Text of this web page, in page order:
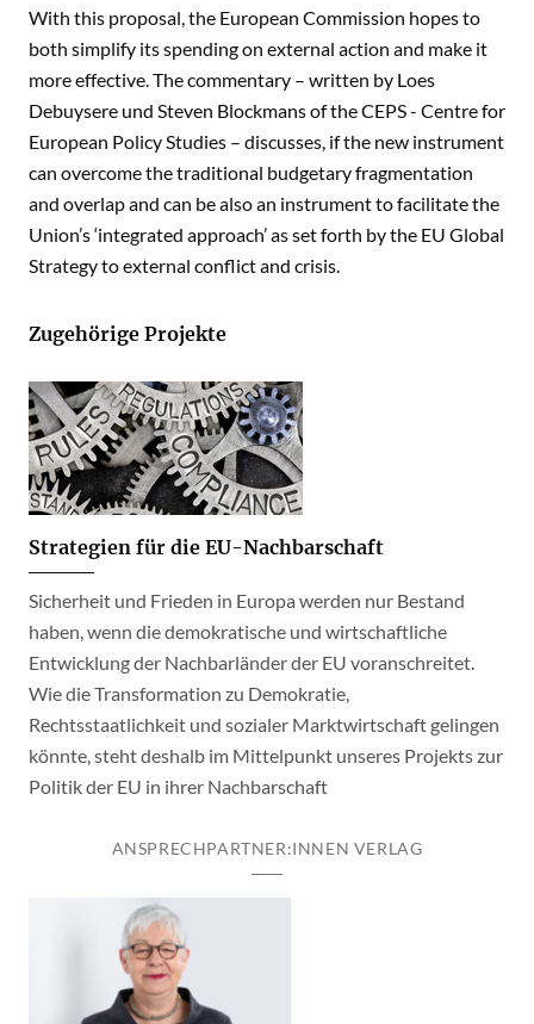
With this proposal, the European Commission hopes to
both simplify its spending on external action and make it
more effective. The commentary – written by Loes
Debuysere und Steven Blockmans of theCEPS - Centre for
European Policy Studies – discusses, if the new instrument
can overcome the traditional budgetary fragmentation
and overlap and can be also an instrument to facilitate the
Union’s ‘integrated approach’ as set forth by the EU Global
Strategyto external conflict and crisis.
Zugehörige Projekte
Strategien für die EU-Nachbarschaft
Sicherheit und Frieden in Europa werden nur Bestand
haben, wenn die demokratische und wirtschaftliche
Entwicklung der Nachbarländer der EU voranschreitet.
Wie die Transformation zu Demokratie,
Rechtsstaatlichkeit und sozialer Marktwirtschaft gelingen
könnte, steht deshalb im Mittelpunkt unseres Projekts zur
Politik der EU in ihrer Nachbarschaft
ANSPRECHPARTNER:INNEN VERLAG